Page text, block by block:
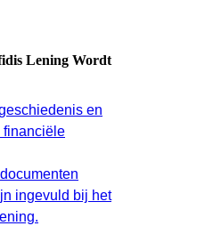
Lening Wordt
en
financiële
ingevuld bij het